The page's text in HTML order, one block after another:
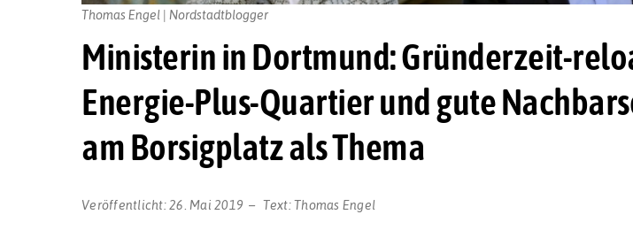
Ministerin in Dortmund: Gründerzeit-
Energie-Plus-Quartier und gute
am Borsigplatz als Thema
Veröffentlicht:26. Mai 2019 Text:Thomas Engel
Thomas Engel | Nordstadtblogger